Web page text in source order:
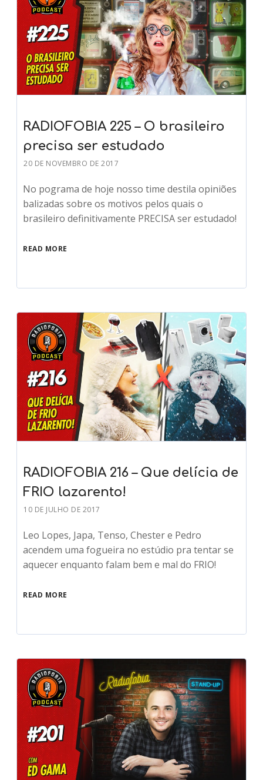
RADIOFOBIA 225 – O brasileiro
precisa ser estudado
20 DE NOVEMBRO DE 2017
No pograma de hoje nosso time destila opiniões
balizadas sobre os motivos pelos quais o
brasileiro definitivamente PRECISA ser estudado!
READ MORE
RADIOFOBIA 216 – Que delícia de
FRIO lazarento!
10 DE JULHO DE 2017
Leo Lopes, Japa, Tenso, Chester e Pedro
acendem uma fogueira no estúdio pra tentar se
aquecer enquanto falam bem e mal do FRIO!
READ MORE